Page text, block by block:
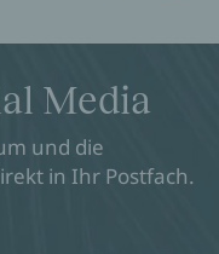
Media
und die
in Ihr Postfach.